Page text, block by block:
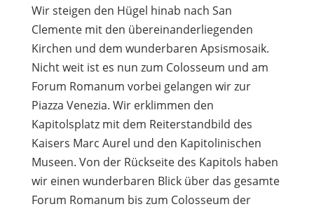
Wir steigen den Hügel hinab nach San
Clemente mit den übereinanderliegenden
Kirchen und dem wunderbaren Apsismosaik.
Nicht weit ist es nun zum Colosseum und am
Forum Romanum vorbei gelangen wir zur
Piazza Venezia. Wir erklimmen den
Kapitolsplatz mit dem Reiterstandbild des
Kaisers Marc Aurel und den Kapitolinischen
Museen. Von der Rückseite des Kapitols haben
wir einen wunderbaren Blick über das gesamte
Forum Romanum bis zum Colosseum der